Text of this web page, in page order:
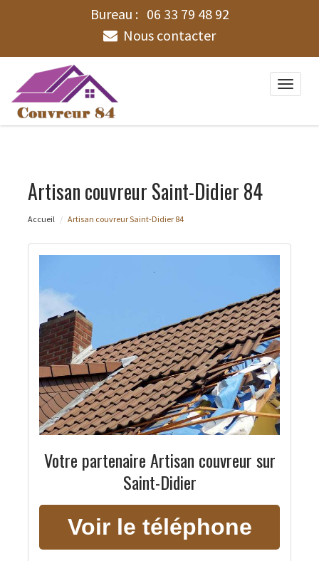
Bureau : 06 33 79 48 92
Nous contacter
Toggle
Artisan couvreur Saint-Didier 84
Accueil Artisan couvreur Saint-Didier 84
Votre partenaire Artisan couvreur sur
Saint-Didier